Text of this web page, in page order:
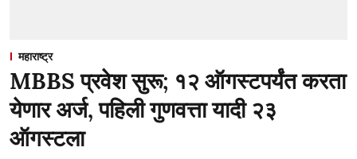
महाराष्ट्र
MBBS प्रवेश सुरू; १२ ऑगस्टपर्यंत करता
येणार अर्ज, पहिली गुणवत्ता यादी २३
ऑगस्टला